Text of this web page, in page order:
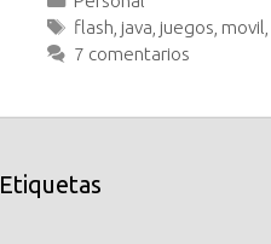
Etiquetas
flash java juegos movil
7 comentarios
Etiquetas